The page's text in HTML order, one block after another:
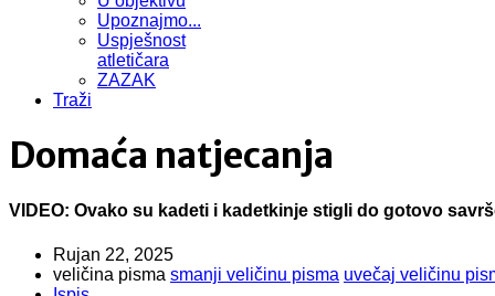
Upoznajmo...
Uspješnost
atletičara
ZAZAK
Traži
Domaća natjecanja
VIDEO: Ovako su kadeti i kadetkinje stigli do gotovo
Rujan 22, 2025
veličina pisma smanji veličinu pisma uvečaj veličinu